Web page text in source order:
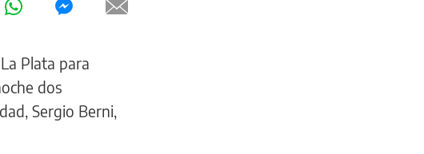
Plata para
dos
Sergio Berni,